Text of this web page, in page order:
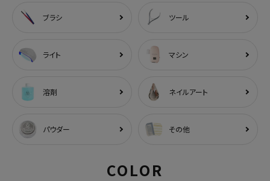
ブラシ ツール
ライト マシン
溶剤 ネイルアート
パウダー その他
COLOR